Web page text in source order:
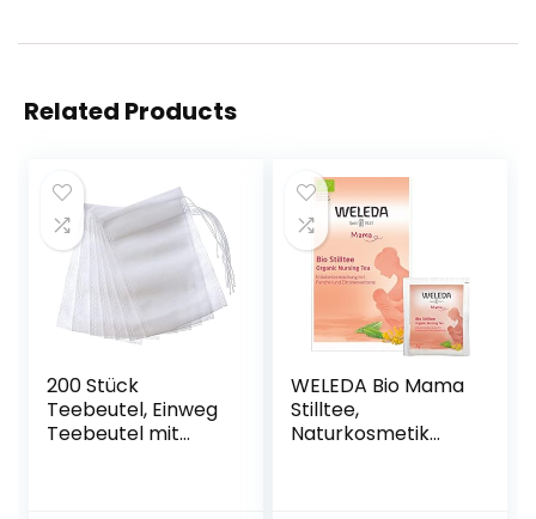
Related Products
200 Stück
Teebeutel, Einweg
Teebeutel mit
WELEDA Bio Mama
Stilltee,
Naturkosmetik